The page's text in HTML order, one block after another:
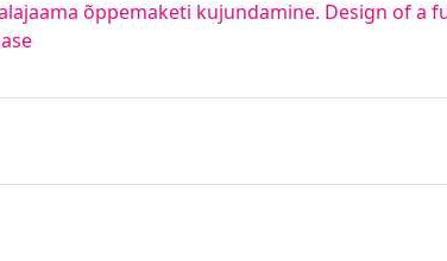
õppemaketi kujundamine. Design of a